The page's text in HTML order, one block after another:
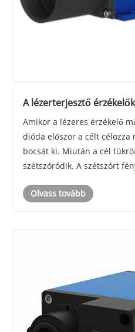
A lézerterjesztő
Amikor a lézeres érzékelő
dióda először a célt célozza
bocsát ki. Miután a cél
szétszóródik. A szétszórt
mielőtt az Avalanche
Olvass tovább